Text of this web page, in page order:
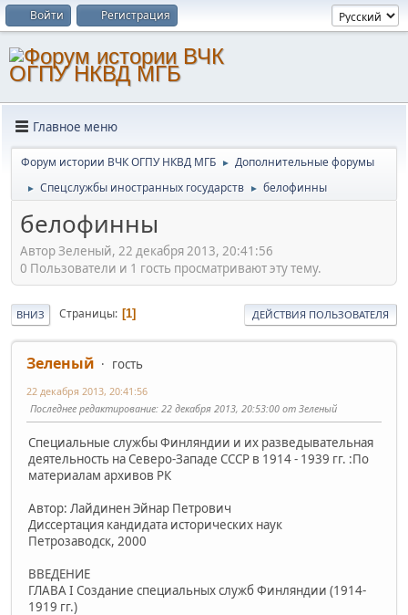
Войти Регистрация
Главное меню
Форум истории ВЧК ОГПУ НКВД МГБ ► Дополнительные форумы
► Спецслужбы иностранных государств ► белофинны
белофинны
Автор Зеленый, 22 декабря 2013, 20:41:56
0 Пользователи и 1 гость просматривают эту тему.
ВНИЗ Страницы 1 ДЕЙСТВИЯ ПОЛЬЗОВАТЕЛЯ
Зеленый гость
22 декабря 2013, 20:41:56
Последнее редактирование: 22 декабря 2013, 20:53:00 от Зеленый
Специальные службы Финляндии и их разведывательная
деятельность на Северо-Западе СССР в 1914 - 1939 гг. :По
материалам архивов РК
Автор: Лайдинен Эйнар Петрович
Диссертация кандидата исторических наук
Петрозаводск, 2000
ВВЕДЕНИЕ
ГЛАВА I Создание специальных служб Финляндии (1914-
1919 гг.)